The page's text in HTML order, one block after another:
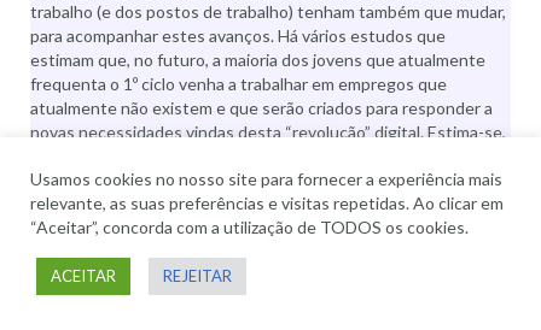
trabalho (e dos postos de trabalho) tenham também que mudar,
para acompanhar estes avanços. Há vários estudos que
estimam que, no futuro, a maioria dos jovens que atualmente
frequenta o 1º ciclo venha a trabalhar em empregos que
atualmente não existem e que serão criados para responder a
novas necessidades vindas desta “revolução” digital. Estima-se,
transformada digitalmente e que grande parte dos empregos
que atualmente existem venham a desaparecer ou a mudar, à
conta do avanço tecnológico.
competitivas neste novo paradigma e para que possam
aproveitar a transformação digital como uma oportunidade, as
Usamos cookies no nosso site para fornecer a experiência mais
relevante, as suas preferências e visitas repetidas. Ao clicar em
“Aceitar”, concorda com a utilização de TODOS os cookies.
ACEITAR REJEITAR